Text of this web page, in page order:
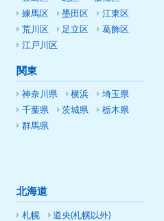
練馬区
墨田区
江東区
荒川区
足立区
葛飾区
江戸川区
関東
神奈川県 横浜
埼玉県
千葉県
茨城県
栃木県
群馬県
北海道
札幌
道央(札幌以外)